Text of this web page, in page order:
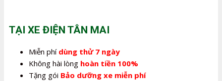
TẠI XE ĐIỆN TÂN MAI
Miễn phí dùng thử 7 ngày
Không hài lòng hoàn tiền 100%
Tặng gói Bảo dưỡng xe miễn phí